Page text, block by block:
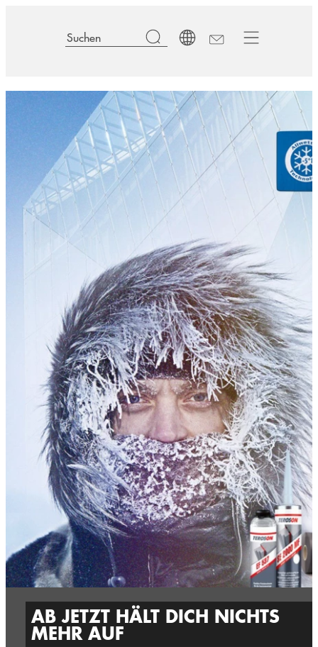
AB JETZT HÄLT DICH NICHTS
MEHR AUF